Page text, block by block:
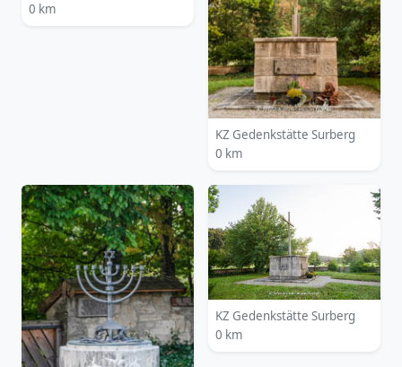
0 km
KZ Gedenkstätte Surberg
0 km
KZ Gedenkstätte Surberg
0 km